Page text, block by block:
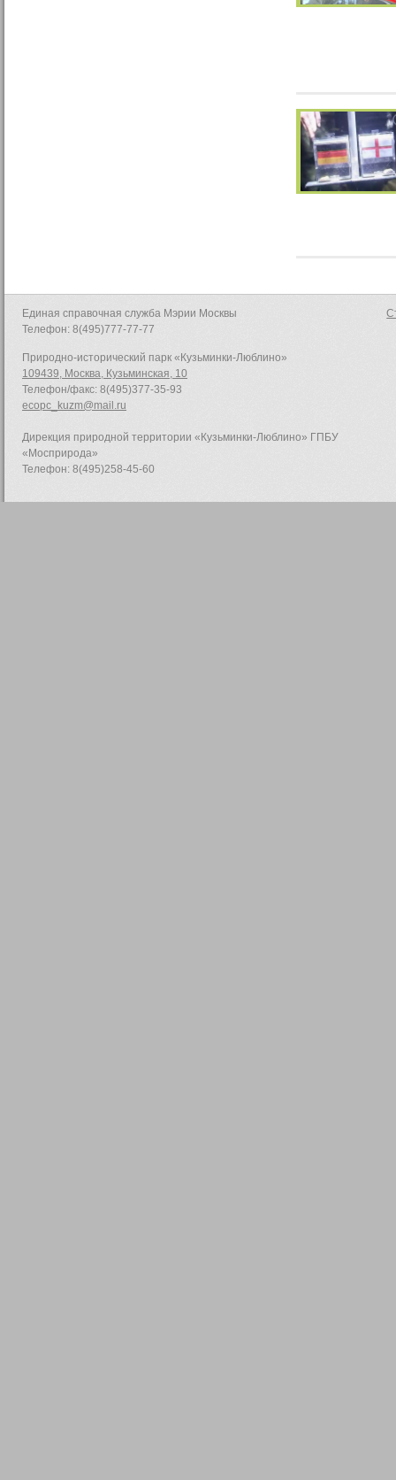
Единая справочная служба Мэрии Москвы
Телефон: 8(495)777-77-77
Природно-исторический парк «Кузьминки-Люблино»
109439, Москва, Кузьминская, 10
Телефон/факс: 8(495)377-35-93
ecopc_kuzm@mail.ru
Дирекция природной территории «Кузьминки-Люблино» ГПБУ
«Мосприрода»
Телефон: 8(495)258-45-60